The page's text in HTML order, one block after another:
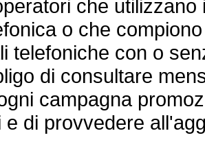
che utilizzano
o che
telefoniche con o
di consultare
campagna
e di provvedere